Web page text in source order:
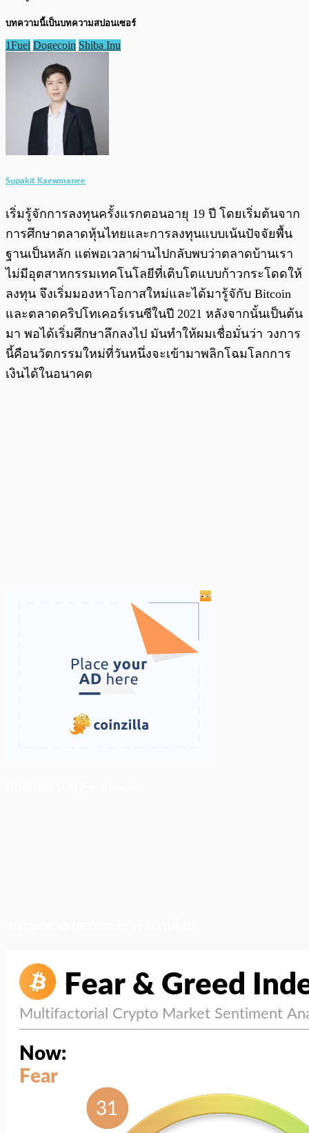
บทความนี้เป็นบทความสปอนเซอร์
1Fuel Dogecoin Shiba Inu
Supakit Kaewmanee
เริ่มรู้จักการลงทุนครั้งแรกตอนอายุ 19 ปี โดยเริ่มต้นจาก
การศึกษาตลาดหุ้นไทยและการลงทุนแบบเน้นปัจจัยพื้น
ฐานเป็นหลัก แต่พอเวลาผ่านไปกลับพบว่าตลาดบ้านเรา
ไม่มีอุตสาหกรรมเทคโนโลยีที่เติบโตแบบก้าวกระโดดให้
ลงทุน จึงเริ่มมองหาโอกาสใหม่และได้มารู้จักับ Bitcoin
และตลาดคริปโทเคอร์เรนซีในปี 2021 หลังจากนั้นเป็นต้น
มา พอได้เริ่มศึกษาลึกลงไป มันทำให้ผมเชื่อมั่นว่า วงการ
นี้คือนวัตกรรมใหม่ที่วันหนึ่งจะเข้ามาพลิกโฉมโลกการ
เงินได้ในอนาคต